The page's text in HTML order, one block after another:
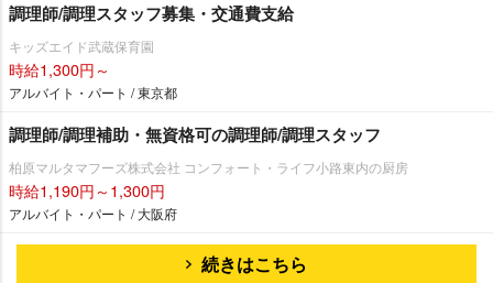
調理師/調理スタッフ募集・交通費支給
キッズエイド武蔵保育園
時給1,300円～
アルバイト・パート / 東京都
調理師/調理補助・無資格可の調理師/調理スタッフ
柏原マルタマフーズ株式会社 コンフォート・ライフ小路東内の厨房
時給1,190円～1,300円
アルバイト・パート / 大阪府
続きはこちら